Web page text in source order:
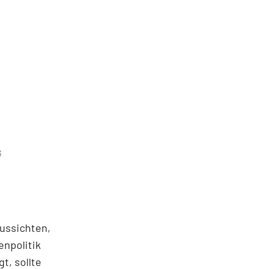
sollte